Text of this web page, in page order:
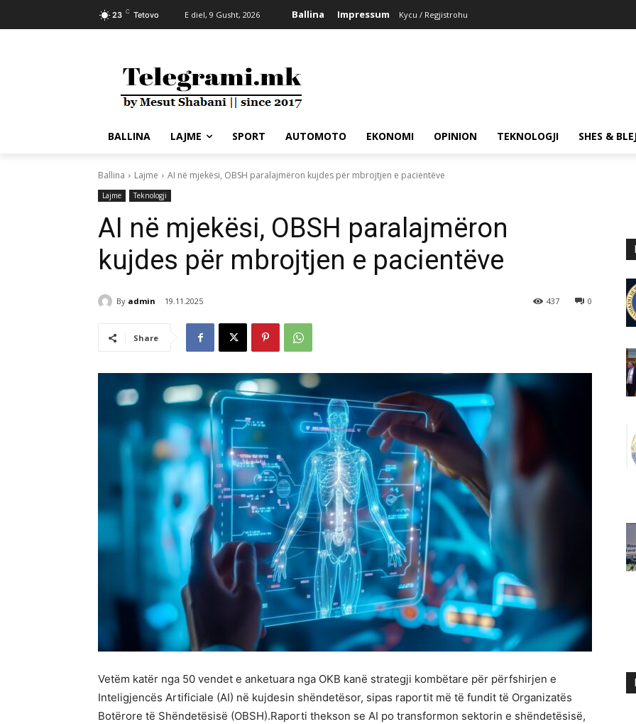
23 C Tetovo E diel, 9 Gusht, 2026 Ballina Impressum Kycu / Regjistrohu
BALLINA LAJME SPORT AUTOMOTO EKONOMI OPINION TEKNOLOGJI SHES &
Ballina Lajme AI në mjekësi, OBSH paralajmëron kujdes për mbrojtjen e pacientëve
Lajme Teknologji
AI në mjekësi, OBSH paralajmëron
kujdes për mbrojtjen e pacientëve
By admin 19.11.2025 0
437
Share
Vetëm katër nga 50 vendet e anketuara nga OKB kanë strategji kombëtare për përfshirjen e
Inteligjencës Artificiale (AI) në kujdesin shëndetësor, sipas raportit më të fundit të Organizatës
Botërore të Shëndetësisë (OBSH).Raporti thekson se AI po transformon sektorin e shëndetësisë,